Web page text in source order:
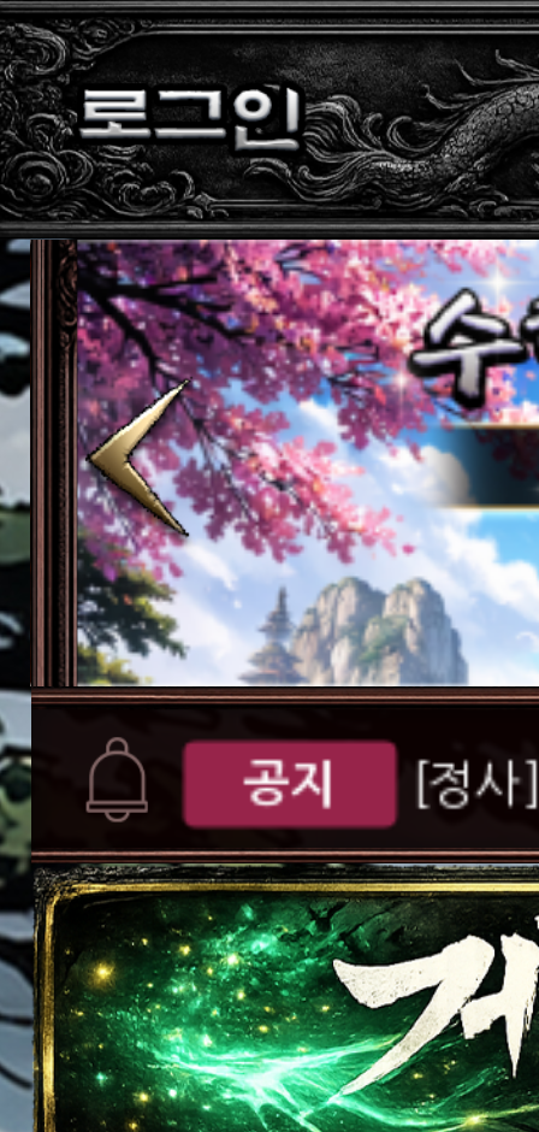
공지 [D-
서버오픈 [공지]
버 S109 오픈
공지
공지 [정사]
가이드 [게임
이벤트
[갤럭